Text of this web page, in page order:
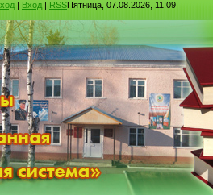
| Вход | RSSПятница, 07.08.2026, 11:09